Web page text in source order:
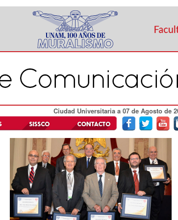
Ciudad Universitaria a 07 de Agosto de